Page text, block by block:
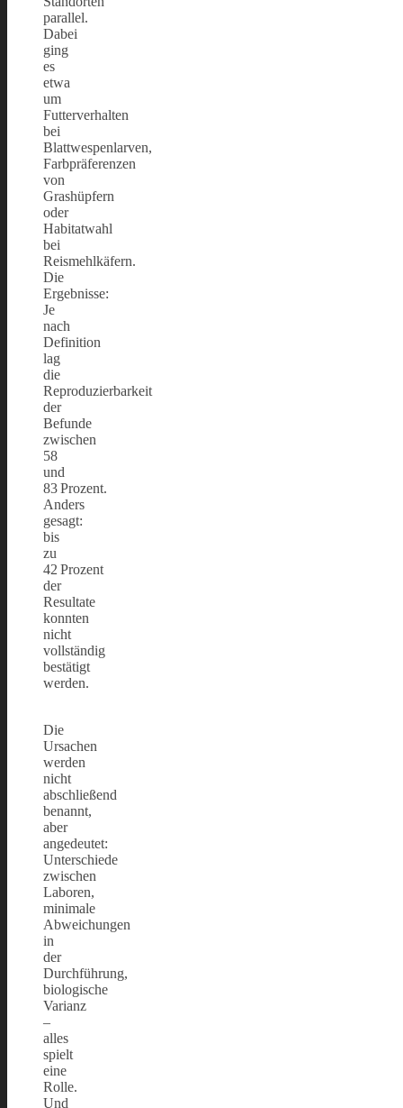
parallel.
Dabei
ging
es
etwa
um
Futterverhalten
bei
Blattwespenlarven,
Farbpräferenzen
von
Grashüpfern
oder
Habitatwahl
bei
Reismehlkäfern.
Die
Ergebnisse:
Je
nach
Definition
lag
die
Reproduzierbarkeit
der
Befunde
zwischen
58
und
83 Prozent.
Anders
gesagt:
bis
zu
42 Prozent
der
Resultate
konnten
nicht
vollständig
bestätigt
werden.
Die
Ursachen
werden
nicht
abschließend
benannt,
aber
angedeutet:
Unterschiede
zwischen
Laboren,
minimale
Abweichungen
in
der
Durchführung,
biologische
Varianz
–
alles
spielt
eine
Rolle.
Und